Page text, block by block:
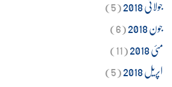
جولائی 2018
(5)
جون 2018
(6)
مئی 2018
(11)
اپریل 2018
(5)